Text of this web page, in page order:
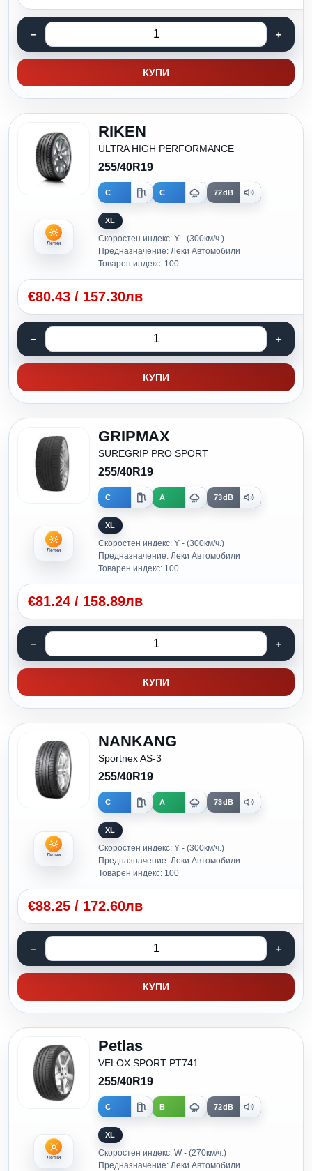
КУПИ
Летни
RIKEN
ULTRA HIGH PERFORMANCE
255/40R19
C C 72dB
XL
Скоростен индекс: Y - (300км/ч.)
Предназначение: Леки Автомобили
Товарен индекс: 100
€80.43 / 157.30лв
КУПИ
Летни
GRIPMAX
SUREGRIP PRO SPORT
255/40R19
C A 73dB
XL
Скоростен индекс: Y - (300км/ч.)
Предназначение: Леки Автомобили
Товарен индекс: 100
€81.24 / 158.89лв
КУПИ
Летни
NANKANG
Sportnex AS-3
255/40R19
C A 73dB
XL
Скоростен индекс: Y - (300км/ч.)
Предназначение: Леки Автомобили
Товарен индекс: 100
€88.25 / 172.60лв
КУПИ
Летни
Petlas
VELOX SPORT PT741
255/40R19
C B 72dB
XL
Скоростен индекс: W - (270км/ч.)
Предназначение: Леки Автомобили